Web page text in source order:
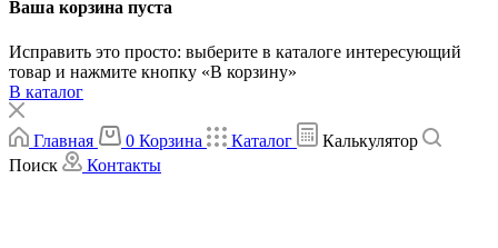
Ваша корзина пуста
Исправить это просто: выберите в каталоге интересующий
товар и нажмите кнопку «В корзину»
В каталог
Главная 0 Корзина Каталог
Калькулятор
Поиск
Контакты